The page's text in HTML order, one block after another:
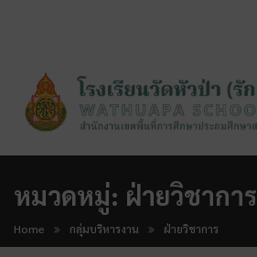
หมวดหมู่: ฝ่ายวิชาการ
Home กลุ่มบริหารงาน ฝ่ายวิชาการ